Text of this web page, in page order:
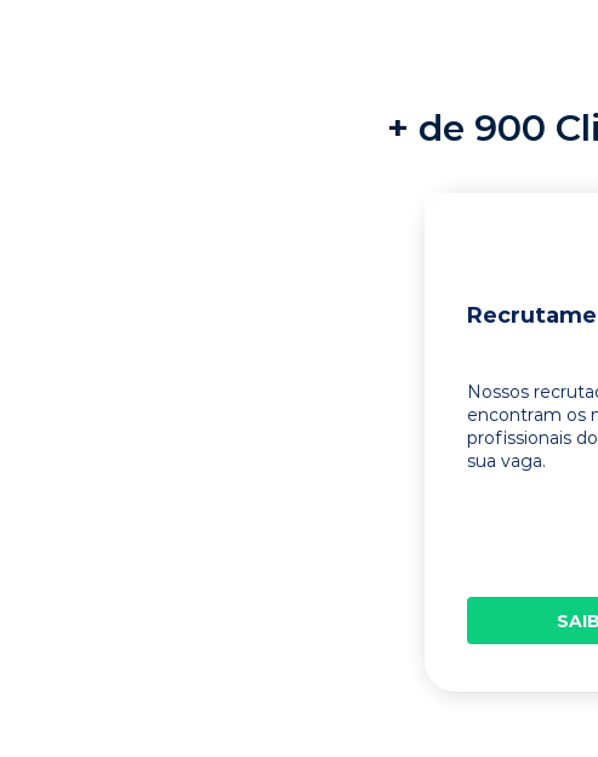
+ de 900
Nossos
encontram os
profissionais
sua vaga.